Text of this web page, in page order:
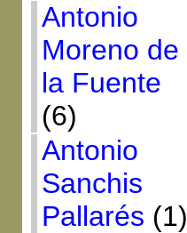
Antonio
Moreno de
la Fuente
(6)
Antonio
Sanchis
Pallarés (1)